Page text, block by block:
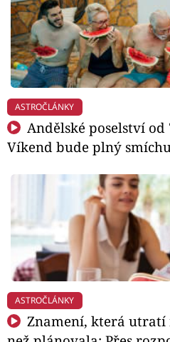
ASTROČLÁNKY
Andělské poselství od
Víkend bude plný
ASTROČLÁNKY
Znamení, která utratí